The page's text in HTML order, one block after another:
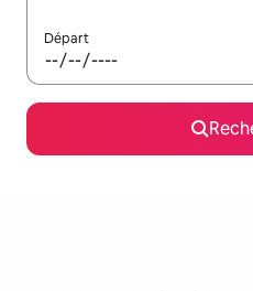
Départ